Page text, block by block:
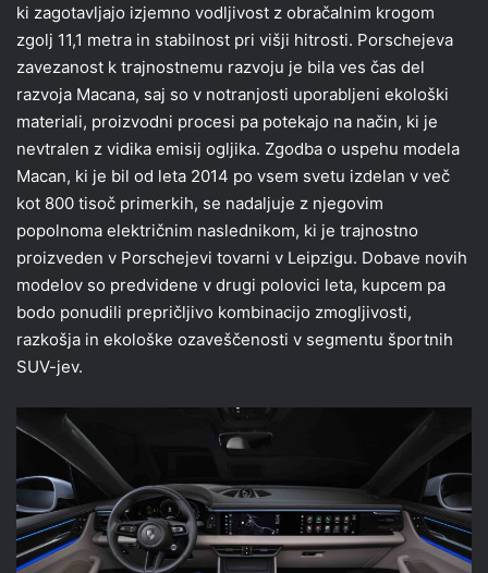
ki zagotavljajo izjemno vodljivost z obračalnim krogom
zgolj 11,1 metra in stabilnost pri višji hitrosti. Porschejeva
zavezanost k trajnostnemu razvoju je bila ves čas del
razvoja Macana, saj so v notranjosti uporabljeni ekološki
materiali, proizvodni procesi pa potekajo na način, ki je
nevtralen z vidika emisij ogljika. Zgodba o uspehu modela
Macan, ki je bil od leta 2014 po vsem svetu izdelan v več
kot 800 tisoč primerkih, se nadaljuje z njegovim
popolnoma električnim naslednikom, ki je trajnostno
proizveden v Porschejevi tovarni v Leipzigu. Dobave novih
modelov so predvidene v drugi polovici leta, kupcem pa
bodo ponudili prepričljivo kombinacijo zmogljivosti,
razkošja in ekološke ozaveščenosti v segmentu športnih
SUV-jev.